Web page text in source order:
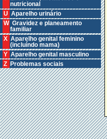
nutricional
U Aparelho urinário
W Gravidez e planeamento
familiar
X Aparelho genital feminino
(incluíndo mama)
Y Aparelho genital masculino
Z Problemas sociais